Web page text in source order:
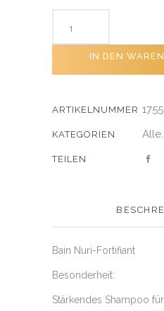
IN DEN
ARTIKELNUMMER
KATEGORIEN Alle
Bain Nuri-Fortifiant
Besonderheit:
Stärkendes Shampoo